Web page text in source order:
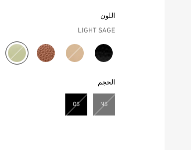
اللون
LIGHT SAGE
مختار
الحجم
NS
OS
مختار